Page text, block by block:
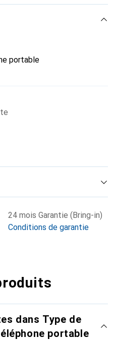
choix sûr pour une
portable
24 mois Garantie (Bring-in)
Conditions de garantie
dans Type de
portable